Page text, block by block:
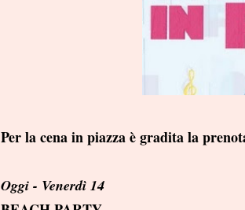
Per la cena in piazza è gradita la
Oggi - Venerdì 14